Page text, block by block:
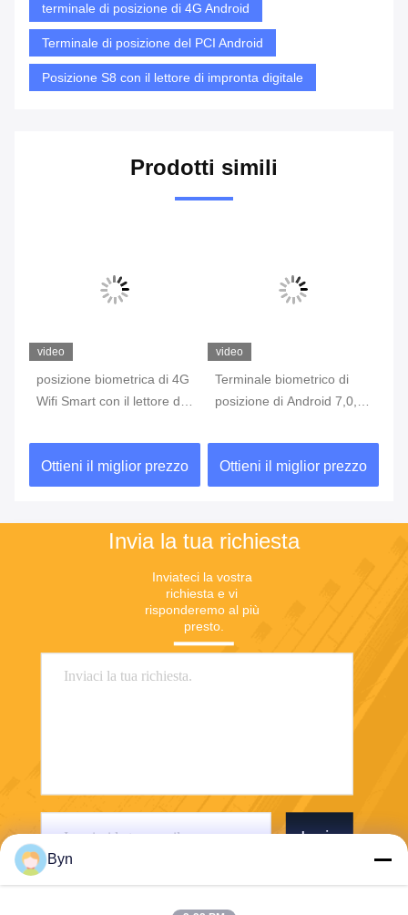
terminale di posizione di 4G Android
Terminale di posizione del PCI Android
Posizione S8 con il lettore di impronta digitale
Prodotti simili
video
posizione biometrica di 4G
Wifi Smart con il lettore di
Screen
Ottieni il miglior prezzo
video
Terminale biometrico di
posizione di Android 7,0,
posizione con lo
stampatore Built In Battery
Ottieni il miglior prezzo
Invia la tua richiesta
Inviateci la vostra
richiesta e vi
risponderemo al più
presto.
Invia
Byn